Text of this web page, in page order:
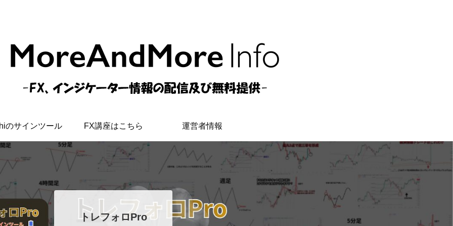
のサインツール FX講座はこちら 運営者情報
トレフォロPro